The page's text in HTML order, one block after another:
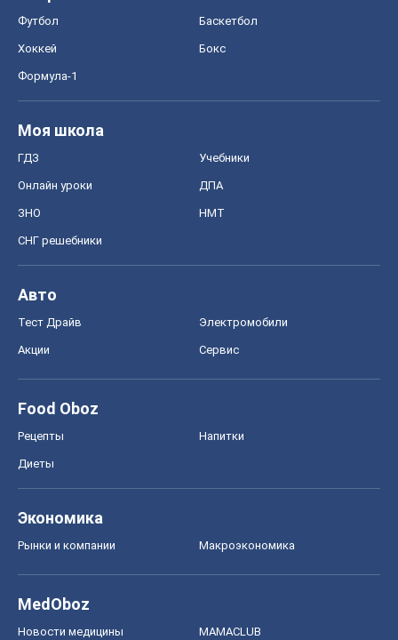
Футбол Баскетбол
Хоккей Бокс
Формула-1
Моя школа
ГДЗ Учебники
Онлайн уроки ДПА
ЗНО НМТ
СНГ решебники
Авто
Тест Драйв Электромобили
Акции Сервис
Food Oboz
Рецепты Напитки
Диеты
Экономика
Рынки и компании Mакроэкономика
MedOboz
Новости медицины MAMACLUB